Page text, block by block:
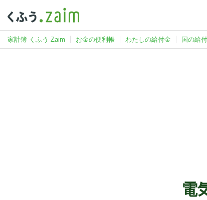
家計簿 くふう Zaim お金の便利帳 わたしの給付金 国の給
電